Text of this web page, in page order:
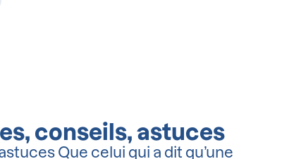
conseils, astuces
Que celui qui a dit qu’une